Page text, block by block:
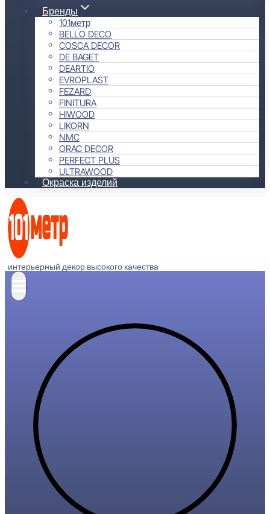
Бренды
101метр
BELLO DECO
COSCA DECOR
DE BAGET
DEARTIO
EVROPLAST
FEZARD
FINITURA
HIWOOD
LIKORN
NMC
ORAC DECOR
PERFECT PLUS
ULTRAWOOD
Окраска изделий
интерьерный декор высокого качества